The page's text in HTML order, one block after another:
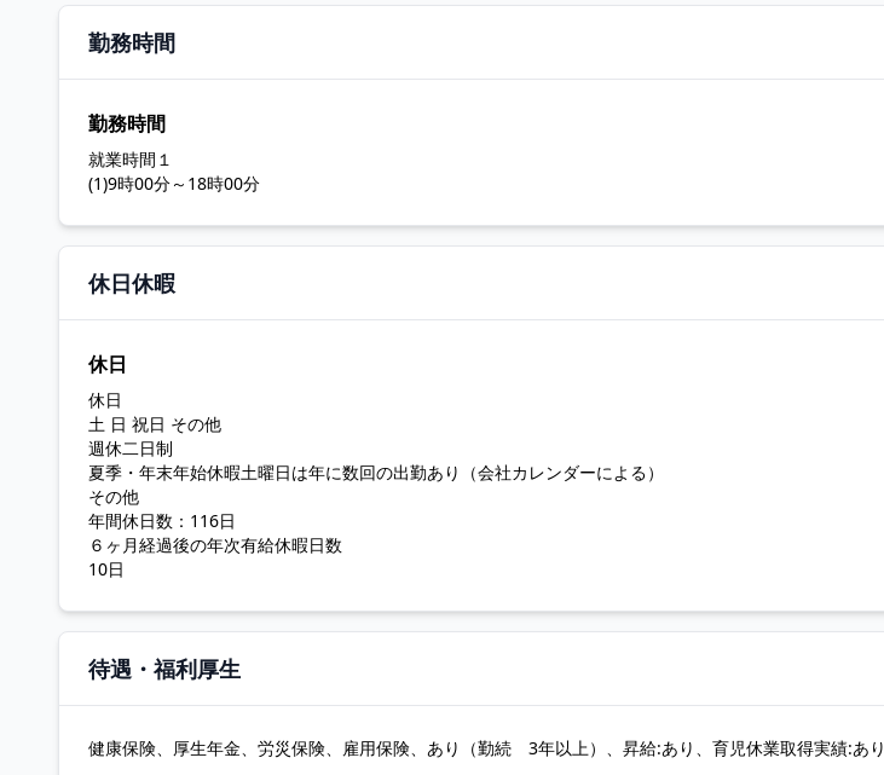
勤務時間
勤務時間
就業時間１
(1)9時00分～18時00分
休日休暇
休日
休日
土 日 祝日 その他
週休二日制
夏季・年末年始休暇土曜日は年に数回の出勤あり（会社カレンダーによる）
その他
年間休日数：116日
６ヶ月経過後の年次有給休暇日数
10日
待遇・福利厚生
健康保険、厚生年金、労災保険、雇用保険、あり（勤続 3年以上）、昇給:あり、育児休業取得実績:あり